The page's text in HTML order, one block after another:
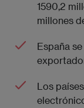
1590,2
millones
España
Los